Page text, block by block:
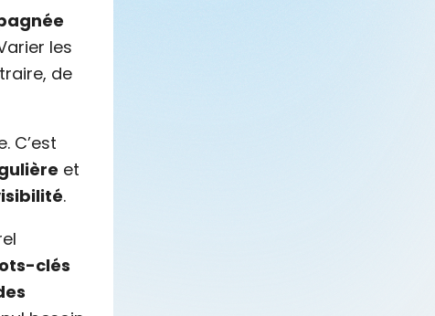
les
de
C’est
et
.
clés